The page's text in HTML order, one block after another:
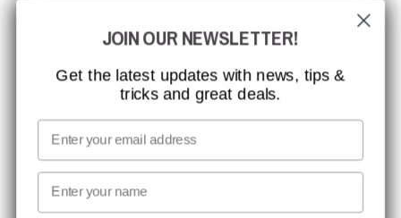
ISO-CERTIFICERING
GLOBAL RÆKKEVIDDE
MISSION, VISION OG VÆRDIER
KONTAKT
NYHEDSBREV TILMELDING
JOIN OUR NEWSLETTER!
Get the latest updates with news, tips &
tricks and great deals.
Email
First name